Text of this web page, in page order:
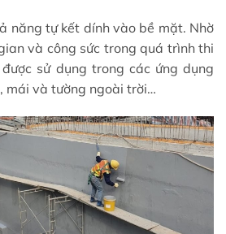
năng tự kết dính vào bề mặt. Nhờ
và công sức trong quá trình thi
sử dụng trong các ứng dụng
mái và tường ngoài trời…